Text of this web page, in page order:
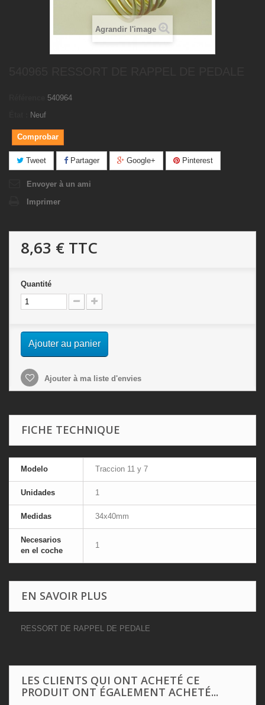
Agrandir l'image
540964
Neuf
Comprobar
Tweet Partager Google+ Pinterest
Envoyer à un ami
Imprimer
8,63 € TTC
Quantité
Ajouter au panier
Ajouter à ma liste d'envies
FICHE TECHNIQUE
Modelo Traccion 11 y 7
Unidades 1
Medidas 34x40mm
Necesarios
en el coche
1
EN SAVOIR PLUS
RESSORT DE RAPPEL DE PEDALE
LES CLIENTS QUI ONT ACHETÉ CE
PRODUIT ONT ÉGALEMENT ACHETÉ...